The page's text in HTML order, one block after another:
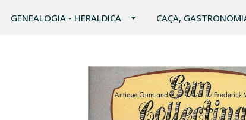
GENEALOGIA - HERALDICA CAÇA,